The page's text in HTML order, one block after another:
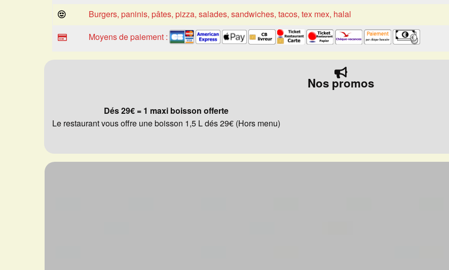
Burgers, paninis, pâtes, pizza, salades, sandwiches, tacos, tex mex, halal
Moyens de paiement :
Nos promos
Dés 29€ = 1 maxi boisson offerte
Le restaurant vous offre une boisson 1,5 L dés 29€ (Hors menu)